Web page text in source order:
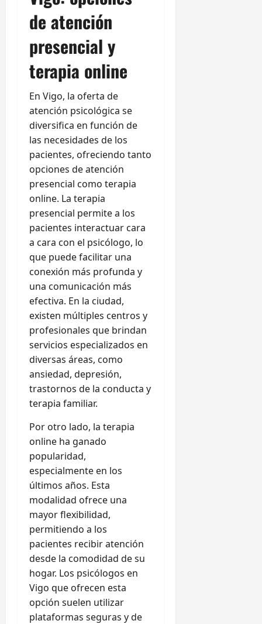
de atención
presencial y
terapia online
En Vigo, la oferta de
atención psicológica se
diversifica en función de
las necesidades de los
pacientes, ofreciendo tanto
opciones de atención
presencial como terapia
online. La terapia
presencial permite a los
pacientes interactuar cara
a cara con el psicólogo, lo
que puede facilitar una
conexión más profunda y
una comunicación más
efectiva. En la ciudad,
existen múltiples centros y
profesionales que brindan
servicios especializados en
diversas áreas, como
ansiedad, depresión,
trastornos de la conducta y
terapia familiar.
Por otro lado, la terapia
online ha ganado
popularidad,
especialmente en los
últimos años. Esta
modalidad ofrece una
mayor flexibilidad,
permitiendo a los
pacientes recibir atención
desde la comodidad de su
hogar. Los psicólogos en
Vigo que ofrecen esta
opción suelen utilizar
plataformas seguras y de